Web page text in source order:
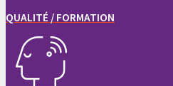
QUALITÉ / FORMATION